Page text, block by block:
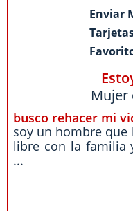
Enviar
Mujer
busco rehacer mi
soy un hombre
libre con la familia
...